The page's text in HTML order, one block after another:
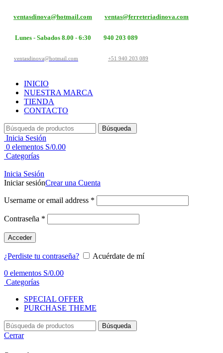
ventasdinova@hotmail.com ventas@ferreteriadinova.com
Lunes - Sabados 8.00 - 6:30 940 203 089
ventasdinova@hotmail.com +51 940 203 089
INICIO
NUESTRA MARCA
TIENDA
CONTACTO
Búsqueda
Inicia Sesión
0 elementos S/0.00
Categorías
Inicia Sesión
Iniciar sesiónCrear una Cuenta
Username or email address *
Contraseña *
Acceder
¿Perdiste tu contraseña?
Acuérdate de mí
0 elementos S/0.00
Categorías
SPECIAL OFFER
PURCHASE THEME
Búsqueda
Cerrar